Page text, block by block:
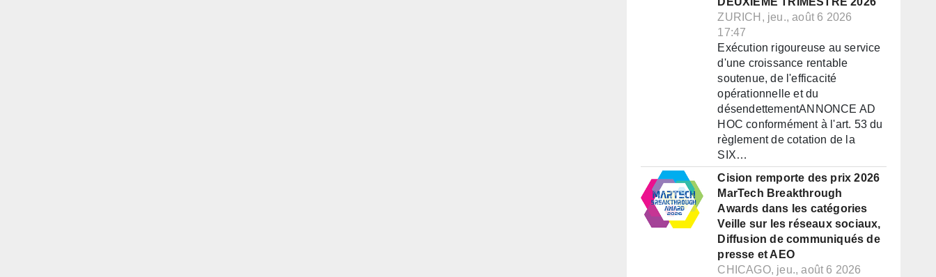
ZURICH, jeu., août 6 2026
17:47
Exécution rigoureuse au service
d'une croissance rentable
soutenue, de l'efficacité
opérationnelle et du
désendettementANNONCE AD
HOC conformément à l'art. 53 du
règlement de cotation de la
SIX…
Cision remporte des prix 2026
MarTech Breakthrough
Awards dans les catégories
Veille sur les réseaux sociaux,
Diffusion de communiqués de
presse et AEO
CHICAGO, jeu., août 6 2026